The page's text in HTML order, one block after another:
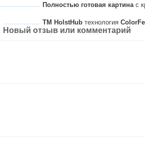
Полностью готовая картинас
ТМ HolstHubтехнология
Новый отзыв или комментарий